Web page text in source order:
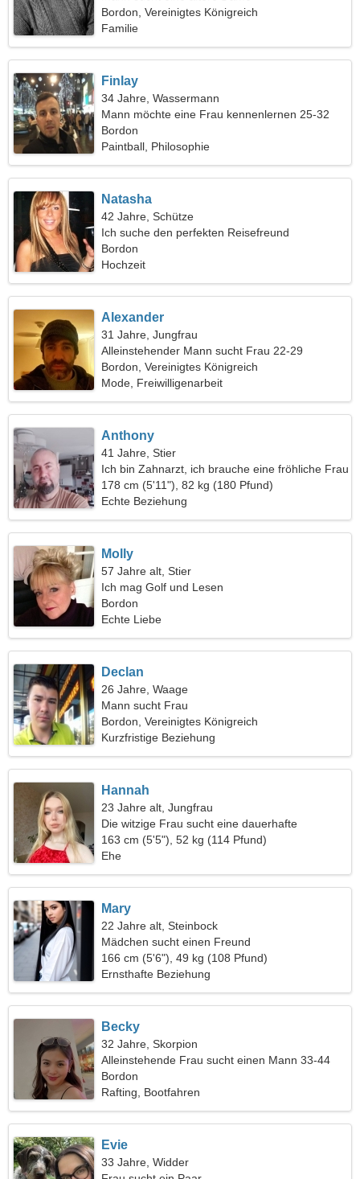
Bordon, Vereinigtes Königreich
Familie
Finlay
34 Jahre, Wassermann
Mann möchte eine Frau kennenlernen 25-32
Bordon
Paintball, Philosophie
Natasha
42 Jahre, Schütze
Ich suche den perfekten Reisefreund
Bordon
Hochzeit
Alexander
31 Jahre, Jungfrau
Alleinstehender Mann sucht Frau 22-29
Bordon, Vereinigtes Königreich
Mode, Freiwilligenarbeit
Anthony
41 Jahre, Stier
Ich bin Zahnarzt, ich brauche eine fröhliche Frau
178 cm (5'11"), 82 kg (180 Pfund)
Echte Beziehung
Molly
57 Jahre alt, Stier
Ich mag Golf und Lesen
Bordon
Echte Liebe
Declan
26 Jahre, Waage
Mann sucht Frau
Bordon, Vereinigtes Königreich
Kurzfristige Beziehung
Hannah
23 Jahre alt, Jungfrau
Die witzige Frau sucht eine dauerhafte
Beziehung
163 cm (5'5"), 52 kg (114 Pfund)
Ehe
Mary
22 Jahre alt, Steinbock
Mädchen sucht einen Freund
166 cm (5'6"), 49 kg (108 Pfund)
Ernsthafte Beziehung
Becky
32 Jahre, Skorpion
Alleinstehende Frau sucht einen Mann 33-44
Bordon
Rafting, Bootfahren
Evie
33 Jahre, Widder